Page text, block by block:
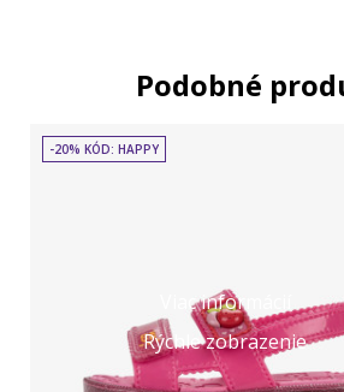
Podobné
Viac informácií
Rýchle zobrazenie
-20% KÓD: HAPPY